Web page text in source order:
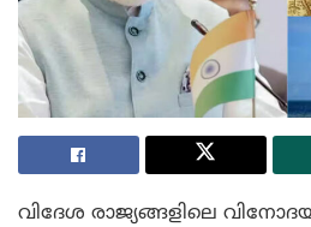
വിദേശ രാജ്യങ്ങളിലെ